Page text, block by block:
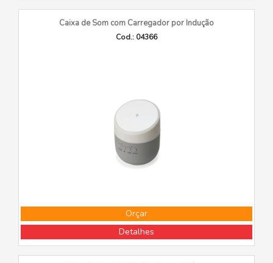
Caixa de Som com Carregador por Indução
Cod.: 04366
Orçar
Detalhes